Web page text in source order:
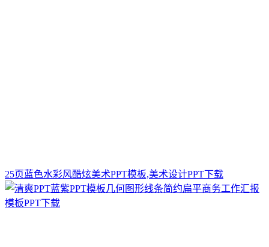
25页蓝色水彩风酷炫美术PPT模板,美术设计PPT下载